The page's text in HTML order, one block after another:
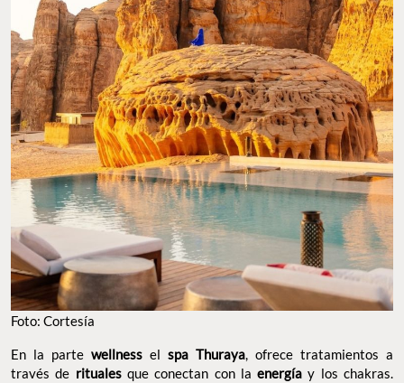
Foto: Cortesía
En la parte wellness el spa Thuraya, ofrece tratamientos a
través de rituales que conectan con laenergíay los chakras.